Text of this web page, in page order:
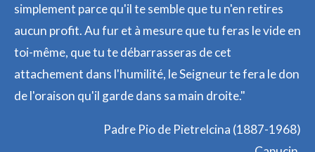
simplement parce qu'il te semble que tu n'en retires
aucun profit. Au fur et à mesure que tu feras le vide en
toi-même, que tu te débarrasseras de cet
attachement dans l'humilité, le Seigneur te fera le don
de l'oraison qu'il garde dans sa main droite."
Padre Pio de Pietrelcina (1887-1968)